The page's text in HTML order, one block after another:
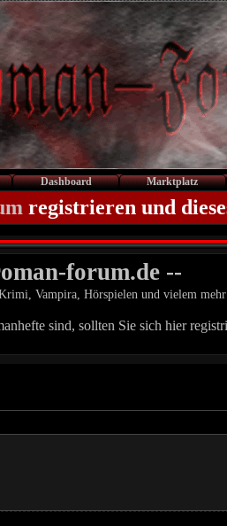
Dashboard Marktplatz
registrieren und
forum.de --
Vampira, Hörspielen und vielem
sind, sollten Sie sich hier